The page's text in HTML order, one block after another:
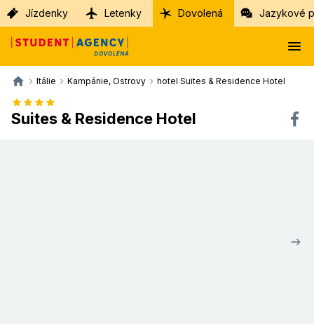
Jízdenky Letenky Dovolená Jazykové
Itálie Kampánie, Ostrovy hotel Suites & Residence Hotel
Suites & Residence Hotel